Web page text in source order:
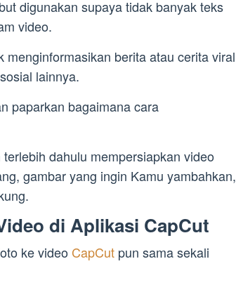
digunakan supaya tidak banyak teks
video.
berita atau cerita viral
lainnya.
paparkan bagaimana cara
dahulu mempersiapkan video
gambar yang ingin Kamu yambahkan,
di Aplikasi CapCut
ke video CapCut pun sama sekali